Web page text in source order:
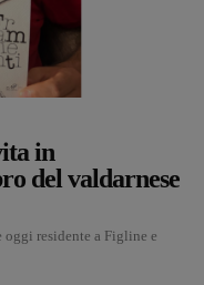
in
del valdarnese
oggi residente a Figline e